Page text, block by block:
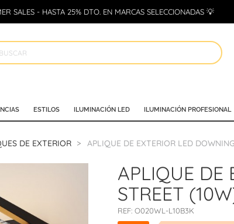
SALES - HASTA 25% DTO. EN MARCAS SELECCIONADAS 💡
ESTILOS ILUMINACIÓN LED ILUMINACIÓN PROFESIONAL
DE EXTERIOR APLIQUE DE EXTERIOR LED
APLIQUE DE
STREET
REF: O020WL-L10B3K